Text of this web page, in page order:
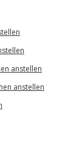
anstellen
anstellen